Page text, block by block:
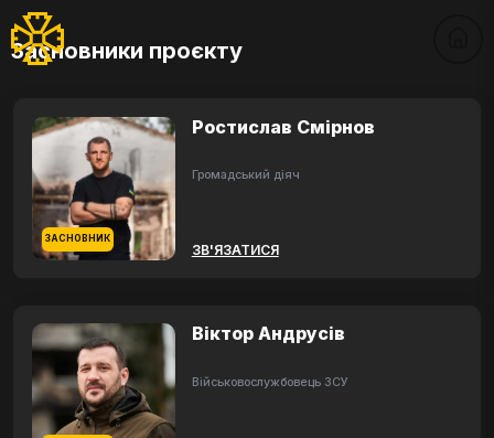
Засновники проєкту
ЗАСНОВНИК
Ростислав Смірнов
Громадський діяч
ЗВ'ЯЗАТИСЯ
Віктор Андрусів
Військовослужбовець ЗСУ